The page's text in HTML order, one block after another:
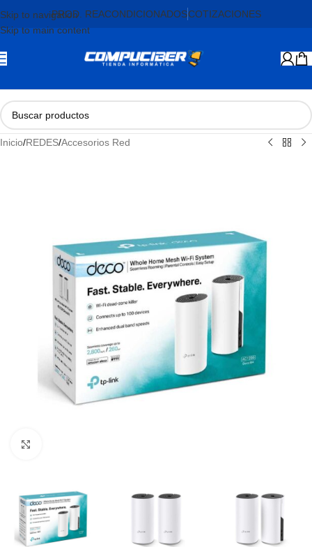
Skip to navigation
Skip to main content
PROD. REACONDICIONADOSCOTIZACIONES
Inicio/REDES/Accesorios Red